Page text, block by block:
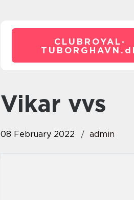
CLUBROYAL-
TUBORGHAVN.
vikar vvs
08 February 2022 admin